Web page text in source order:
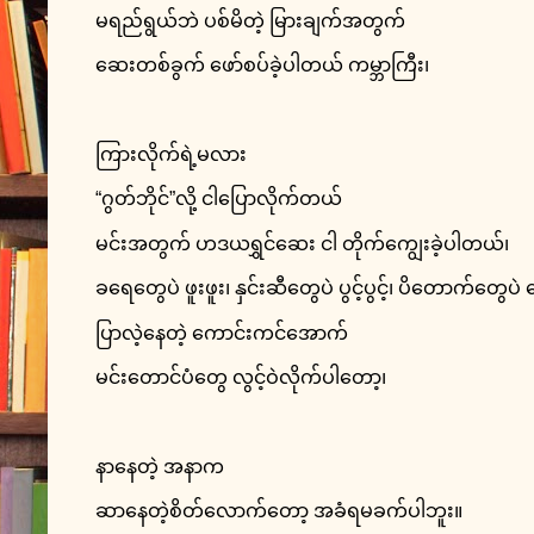
မရည်ရွယ်ဘဲ ပစ်မိတဲ့ မြားချက်အတွက်
ဆေးတစ်ခွက် ဖော်စပ်ခဲ့ပါတယ် ကမ္ဘာကြီး၊
ကြားလိုက်ရဲ့မလား
“ဂွတ်ဘိုင်”လို့ ငါပြောလိုက်တယ်
မင်းအတွက် ဟဒယရွှင်ဆေး ငါ တိုက်ကျွေးခဲ့ပါတယ်၊
ခရေတွေပဲ ဖူးဖူး၊ နှင်းဆီတွေပဲ ပွင့်ပွင့်၊ ပိတောက်တွေပဲ
ပြာလဲ့နေတဲ့ ကောင်းကင်အောက်
မင်းတောင်ပံတွေ လွင့်ဝဲလိုက်ပါတော့၊
နာနေတဲ့ အနာက
ဆာနေတဲ့စိတ်လောက်တော့ အခံရမခက်ပါဘူး။